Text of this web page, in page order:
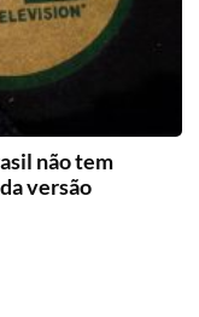
não tem
versão